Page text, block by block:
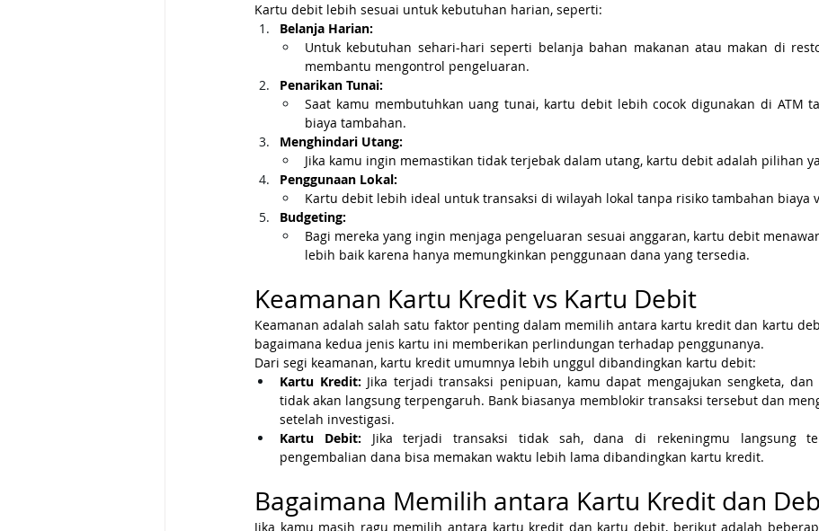
Kartu debit lebih sesuai untuk kebutuhan harian, seperti:
Belanja Harian:
Untuk kebutuhan sehari-hari seperti belanja bahan makanan atau makan di
membantu mengontrol pengeluaran.
Penarikan Tunai:
Saat kamu membutuhkan uang tunai, kartu debit lebih cocok digunakan di ATM
biaya tambahan.
Menghindari Utang:
Jika kamu ingin memastikan tidak terjebak dalam utang, kartu debit adalah pilihan
Penggunaan Lokal:
Kartu debit lebih ideal untuk transaksi di wilayah lokal tanpa risiko tambahan biaya
Budgeting:
Bagi mereka yang ingin menjaga pengeluaran sesuai anggaran, kartu debit
lebih baik karena hanya memungkinkan penggunaan dana yang tersedia.
Keamanan Kartu Kredit vs Kartu Debit
Keamanan adalah salah satu faktor penting dalam memilih antara kartu kredit dan kartu
bagaimana kedua jenis kartu ini memberikan perlindungan terhadap penggunanya.
Dari segi keamanan, kartu kredit umumnya lebih unggul dibandingkan kartu debit:
Kartu Kredit: Jika terjadi transaksi penipuan, kamu dapat mengajukan sengketa,
tidak akan langsung terpengaruh. Bank biasanya memblokir transaksi tersebut dan
setelah investigasi.
Kartu Debit: Jika terjadi transaksi tidak sah, dana di rekeningmu langsung
pengembalian dana bisa memakan waktu lebih lama dibandingkan kartu kredit.
Bagaimana Memilih antara Kartu Kredit dan
Jika kamu masih ragu memilih antara kartu kredit dan kartu debit, berikut adalah